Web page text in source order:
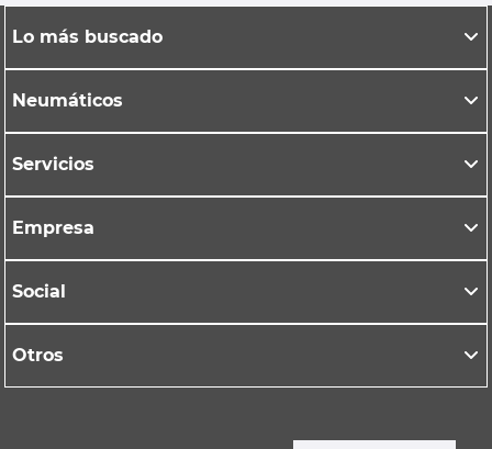
Lo más buscado
Neumáticos
Servicios
Empresa
Social
Otros